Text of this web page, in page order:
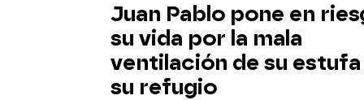
Juan Pablo pone en
su vida por la mala
ventilación de su estufa
su refugio